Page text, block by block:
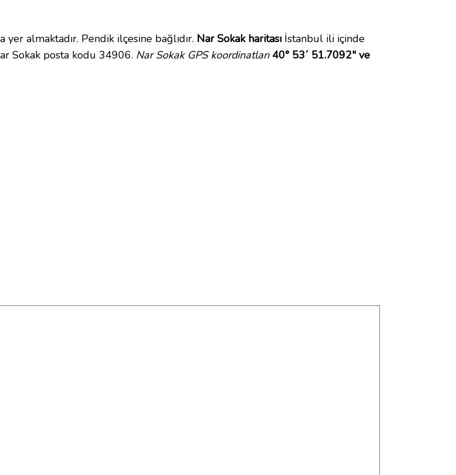
almaktadır. Pendik ilçesine bağlıdır. Nar Sokak haritası İstanbul ili içinde
Sokak posta kodu 34906. Nar Sokak GPS koordinatları 40° 53´ 51.7092" ve